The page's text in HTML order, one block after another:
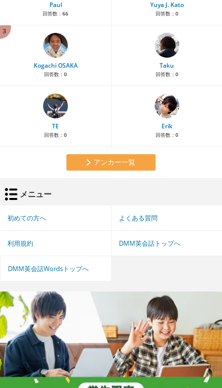
Paul
回答数： 66
Yuya J. Kato
回答数： 0
3
Kogachi OSAKA
回答数： 0
Taku
回答数： 0
TE
回答数： 0
Erik
回答数： 0
アンカー一覧
メニュー
初めての方へ よくある質問
利用規約 DMM英会話トップへ
DMM英会話Wordsトップへ